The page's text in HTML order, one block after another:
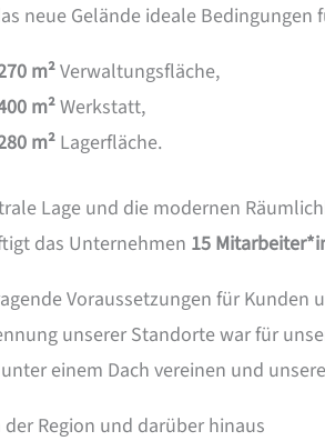
neue Gelände ideale
m²Verwaltungsfläche,
m²Werkstatt,
m²Lagerfläche.
Lage und die modernen
das Unternehmen 15
Voraussetzungen für Kunden
unserer Standorte war für
einem Dach vereinen und
der Region und darüber hinaus